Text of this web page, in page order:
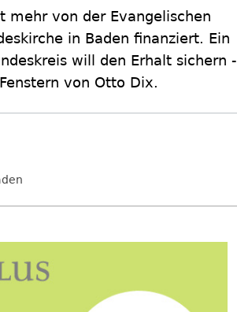
mehr von der Evangelischen
in Baden finanziert. Ein
will den Erhalt sichern -
von Otto Dix.